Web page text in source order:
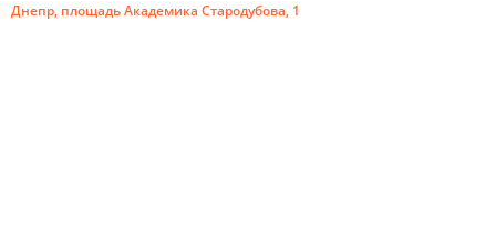
Днепр, площадь Академика Стародубова, 1